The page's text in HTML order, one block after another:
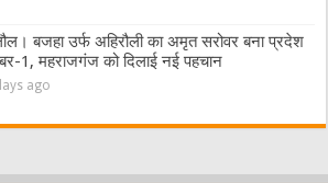
बजहा उर्फ अहिरौली का अमृत सरोवर बना प्रदेश
1, महराजगंज को दिलाई नई पहचान
ago